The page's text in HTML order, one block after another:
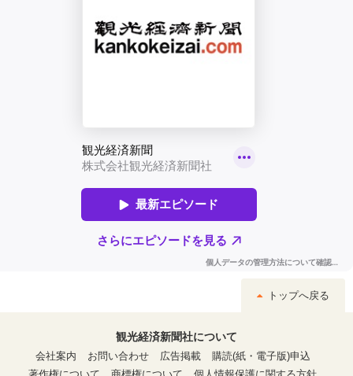
トップへ戻る
観光経済新聞社について
会社案内
お問い合わせ 広告掲載
購読(紙・電子版)申込